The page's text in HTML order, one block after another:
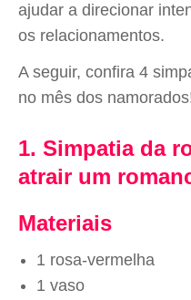
ajudar a direcionar
os relacionamentos.
A seguir, confira 4
no mês dos
1. Simpatia da
atrair um
Materiais
1 rosa-vermelha
1 vaso